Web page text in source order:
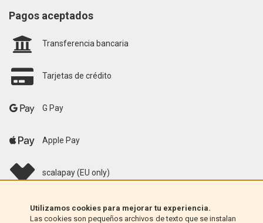
Utilizamos cookies para mejorar tu experiencia.
Las cookies son pequeños archivos de texto que se instalan
Pagos aceptados
Transferencia bancaria
Tarjetas de crédito
G Pay
Apple Pay
scalapay (EU only)
Klarna (solo UE)